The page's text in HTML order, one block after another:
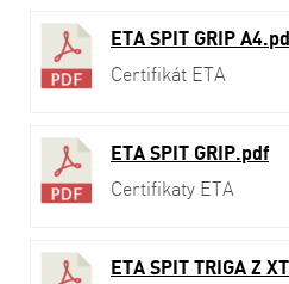
ETA SPIT GRIP
Certifikát ETA
ETA SPIT GRIP.pdf
Certifikaty ETA
ETA SPIT TRIGA Z